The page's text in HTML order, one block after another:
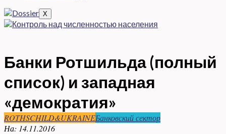
X
Банки Ротшильда (полный
список) и западная
«демократия»
ROTHSCHILD&UKRAINEБанковский сектор
На: 14.11.2016